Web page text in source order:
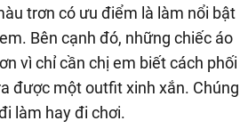
trơn có ưu điểm là làm nổi bật
Bên cạnh đó, những chiếc áo
vì chỉ cần chị em biết cách phối
được một outfit xinh xắn. Chúng
làm hay đi chơi.